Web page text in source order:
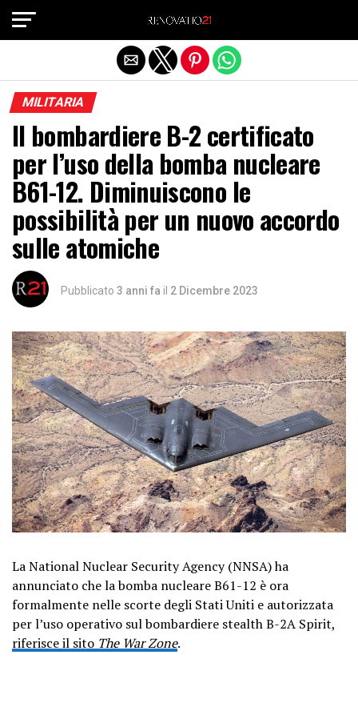
MILITARIA
Il bombardiere B-2 certificato
per l’uso della bomba nucleare
B61-12. Diminuiscono le
possibilità per un nuovo accordo
sulle atomiche
Pubblicato 3 anni fa il 2 Dicembre 2023
La National Nuclear Security Agency (NNSA) ha
annunciato che la bomba nucleare B61-12 è ora
formalmente nelle scorte degli Stati Uniti e autorizzata
per l’uso operativo sul bombardiere stealth B-2A Spirit,
riferisce il sito The War Zone.
Exit mobile version